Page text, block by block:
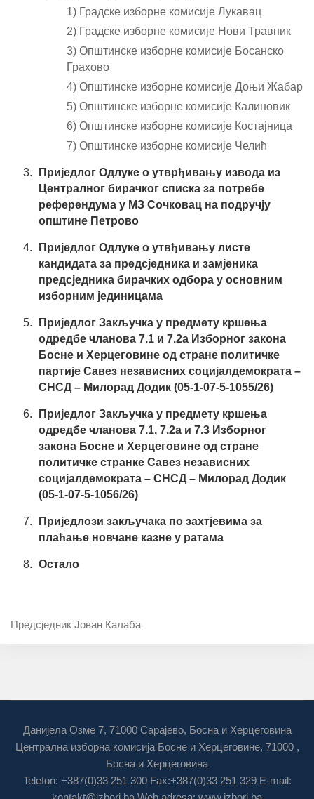
1) Градске изборне комисије Лукавац
2) Градске изборне комисије Нови Травник
3) Општинске изборне комисије Босанско
Грахово
4) Општинске изборне комисије Доњи Жабар
5) Општинске изборне комисије Калиновик
6) Општинске изборне комисије Костајница
7) Општинске изборне комисије Челић
Приједлог Одлуке о утврђивању извода из
Централног бирачког списка за потребе
референдума у МЗ Сочковац на подручју
oпштине Петрово
Приједлог Одлуке о утвђивању листе
кандидата за предсједника и замјеника
предсједника бирачких одбора у основним
изборним јединицама
Приједлог Закључка у предмету кршења
одредбе чланoва 7.1 и 7.2а Изборног закона
Босне и Херцеговине од стране политичке
партије Савез независних социјалдемократа –
СНСД – Милорад Додик (05-1-07-5-1055/26)
Приједлог Закључка у предмету кршења
одредбе чланова 7.1, 7.2а и 7.3 Изборног
закона Босне и Херцеговине од стране
политичке странке Савез независних
социјалдемократа – СНСД – Милорад Додик
(05-1-07-5-1056/26)
Приједлози закључака по захтјевима за
плаћање новчане казне у ратама
Остало
Предсједник Јован Калаба
Данијела Озме 7, 71000 Сарајево, Босна и Херцеговина
Централна изборна комисија Босне и Херцеговине, 71000 ,
Босна и Херцеговина
Telefon: +387(0)33 251 300 Fax:+387(0)33 251 329 E-mail: